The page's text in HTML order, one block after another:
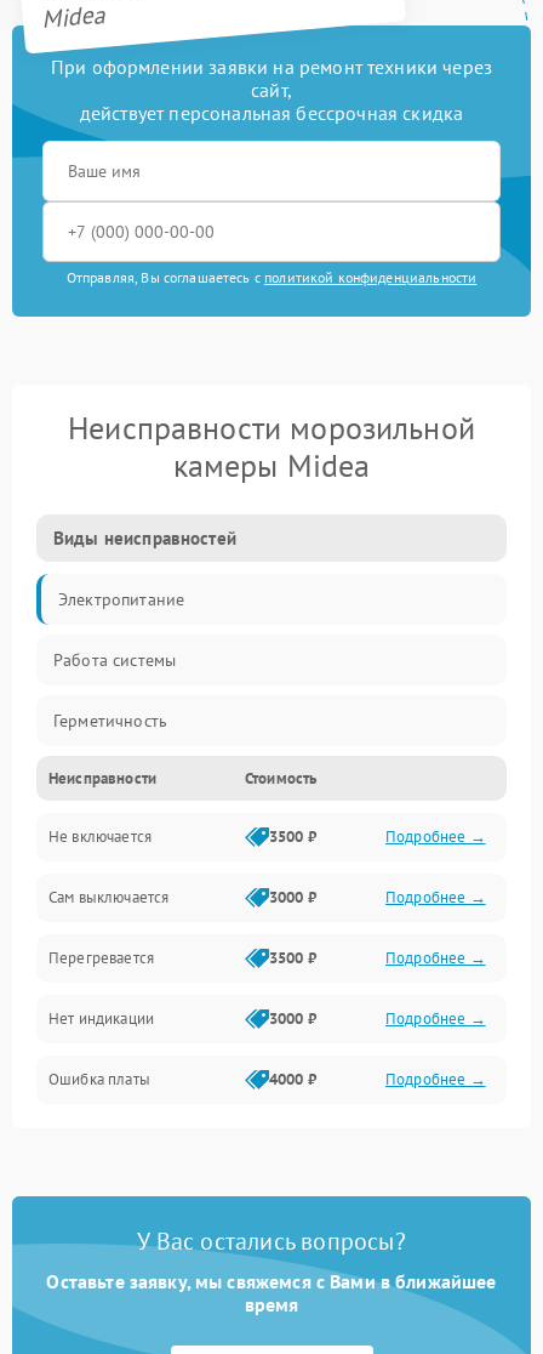
Midea
При оформлении заявки на ремонт техники через
сайт,
действует персональная бессрочная скидка
Отправляя, Вы соглашаетесь с политикой конфиденциальности
Неисправности морозильной
камеры Midea
Виды неисправностей
Электропитание
Работа системы
Герметичность
Механика
Неисправности Стоимость
Не включается 3500 ₽ Подробнее →
Сам выключается 3000 ₽ Подробнее →
Перегревается 3500 ₽ Подробнее →
Нет индикации 3000 ₽ Подробнее →
Ошибка платы 4000 ₽ Подробнее →
У Вас остались вопросы?
Оставьте заявку, мы свяжемся с Вами в ближайшее
время